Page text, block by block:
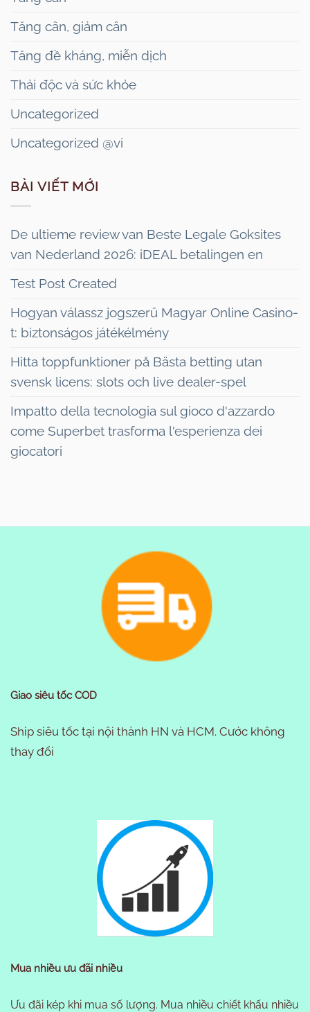
Tăng cân, giảm cân
Tăng đề kháng, miễn dịch
Thải độc và sức khỏe
Uncategorized
Uncategorized @vi
BÀI VIẾT MỚI
De ultieme review van Beste Legale Goksites
van Nederland 2026: iDEAL betalingen en
Test Post Created
Hogyan válassz jogszerű Magyar Online Casino-
t: biztonságos játékélmény
Hitta toppfunktioner på Bästa betting utan
svensk licens: slots och live dealer-spel
Impatto della tecnologia sul gioco d'azzardo
come Superbet trasforma l'esperienza dei
giocatori
Giao siêu tốc COD
Ship siêu tốc tại nội thành HN và HCM. Cước không
thay đổi
Mua nhiều ưu đãi nhiều
Ưu đãi kép khi mua số lượng. Mua nhiều chiết khấu nhiều